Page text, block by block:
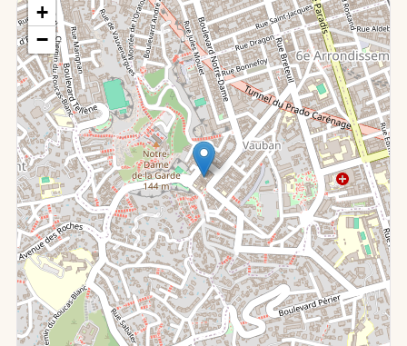
+
−